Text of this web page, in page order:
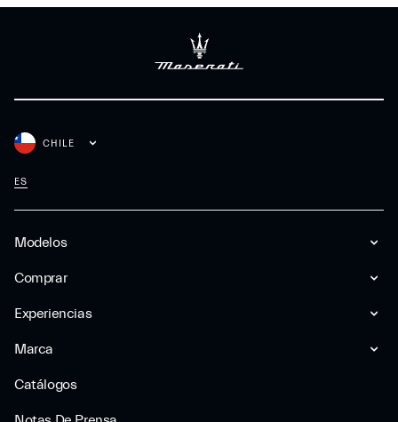
Modelos
Comprar
Experiencias
Marca
Catálogos
CHILE
ES